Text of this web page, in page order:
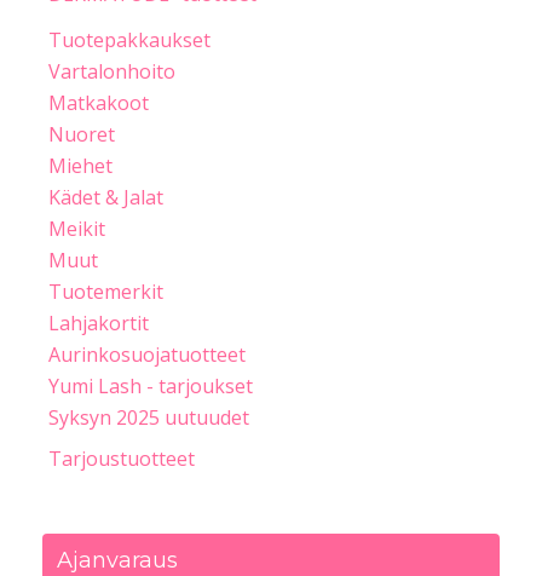
Tuotepakkaukset
Vartalonhoito
Matkakoot
Nuoret
Miehet
Kädet & Jalat
Meikit
Muut
Tuotemerkit
Lahjakortit
Aurinkosuojatuotteet
Yumi Lash - tarjoukset
Syksyn 2025 uutuudet
Tarjoustuotteet
Ajanvaraus